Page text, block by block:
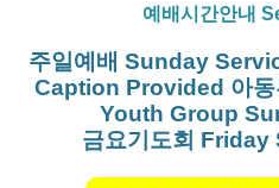
예배시간안내
주일예배 Sunday
Caption Provided 아
Youth Group
금요기도회